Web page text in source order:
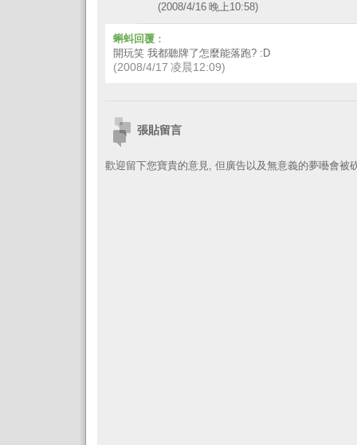
(2008/4/16 晚上10:58)
蝌蚪回覆：
開玩笑 我都聽牌了怎麼能落跑? :D
(2008/4/17 凌晨12:09)
張貼留言
歡迎留下您寶貴的意見, 但廣告以及無意義的夢囈會被